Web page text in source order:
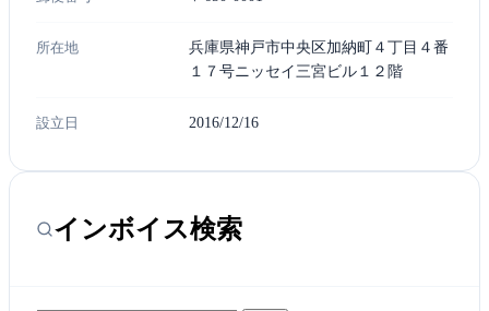
所在地
兵庫県神戸市中央区加納町４丁目４番
１７号ニッセイ三宮ビル１２階
設立日 2016/12/16
インボイス検索